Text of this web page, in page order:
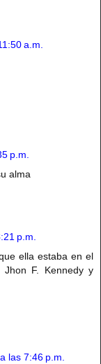
a.m.
p.m.
alma
p.m.
ella estaba en el
Jhon F. Kennedy y
las 7:46 p.m.